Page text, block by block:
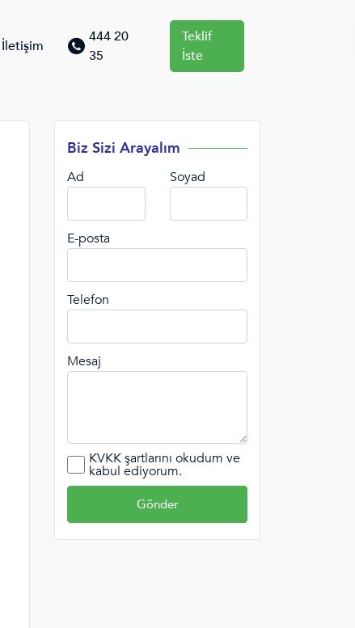
İletişim
444 20
35
Teklif
İste
Biz Sizi Arayalım
Ad Soyad
E-posta
Telefon
Mesaj
KVKK şartlarını okudum ve
kabul ediyorum.
Gönder